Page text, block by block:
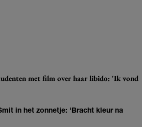
met film over haar libido: 'Ik vond
in het zonnetje: 'Bracht kleur na